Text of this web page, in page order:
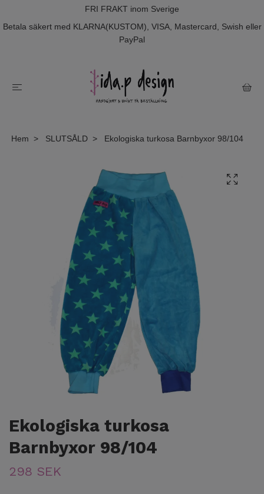
FRI FRAKT inom Sverige
Betala säkert med KLARNA(KUSTOM), VISA, Mastercard, Swish eller
PayPal
Hem SLUTSÅLD Ekologiska turkosa Barnbyxor 98/104
Ekologiska turkosa
Barnbyxor 98/104
298 SEK